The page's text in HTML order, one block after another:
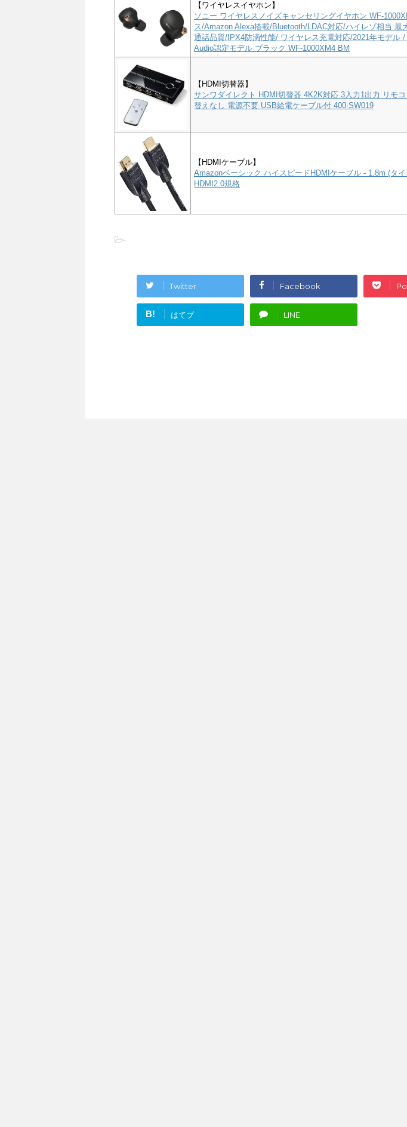
【ワイヤレスイヤホン】
ソニー ワイヤレスノイズキャンセリングイヤホン WF-
ス/Amazon Alexa搭載/Bluetooth/LDAC対応/ハイレゾ相当 最
通話品質/IPX4防滴性能/ ワイヤレス充電対応/2021年モデル
Audio認定モデル ブラック WF-1000XM4 BM
【HDMI切替器】
サンワダイレクト HDMI切替器 4K2K対応 3入力1出力 リモ
替えなし 電源不要 USB給電ケーブル付 400-SW019
【HDMIケーブル】
Amazonベーシック ハイスピードHDMIケーブル - 1.8m (タ
HDMI2.0規格
-
Twitter Facebook
B! はてブ LINE